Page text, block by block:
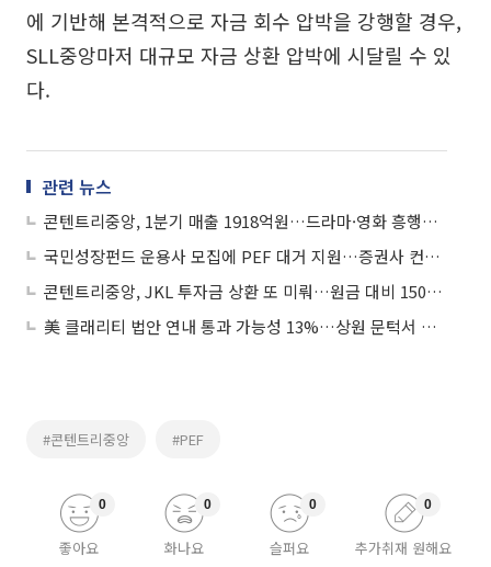
에 기반해 본격적으로 자금 회수 압박을 강행할 경우,
SLL중앙마저 대규모 자금 상환 압박에 시달릴 수 있
다.
관련 뉴스
콘텐트리중앙, 1분기 매출 1918억원…드라마·영화 흥행에 실적 개선
국민성장펀드 운용사 모집에 PEF 대거 지원…증권사 컨소 돋보여
콘텐트리중앙, JKL 투자금 상환 또 미뤄…원금 대비 150% 부담
美 클래리티 법안 연내 통과 가능성 13%…상원 문턱서 제동
#콘텐트리중앙 #PEF
좋아요
0
화나요
0
슬퍼요
0
추가취재 원해요
0